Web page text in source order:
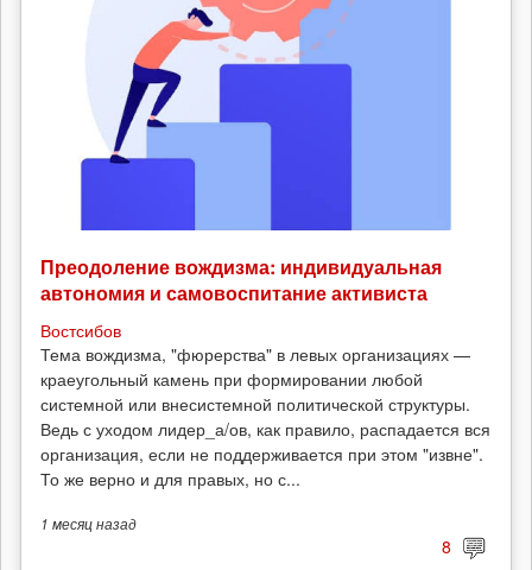
Преодоление вождизма: индивидуальная
автономия и самовоспитание активиста
Востсибов
Тема вождизма, "фюрерства" в левых организациях —
краеугольный камень при формировании любой
системной или внесистемной политической структуры.
Ведь с уходом лидер_а/ов, как правило, распадается вся
организация, если не поддерживается при этом "извне".
То же верно и для правых, но с...
1 месяцназад
8